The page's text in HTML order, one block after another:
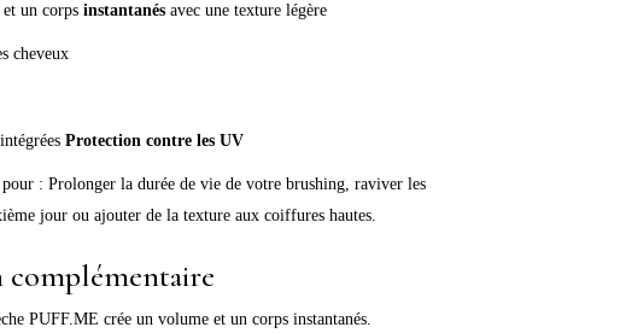
et un corps instantanés avec une texture légère
cheveux
Protection contre les UV
: Prolonger la durée de vie de votre brushing, raviver les
jour ou ajouter de la texture aux coiffures hautes.
PUFF.ME crée un volume et un corps instantanés.